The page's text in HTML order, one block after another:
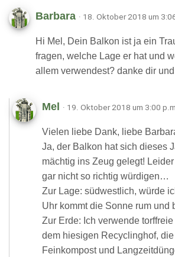
Barbara · 18. Oktober 2018 um
Hi Mel, Dein Balkon ist ja ein
fragen, welche Lage er hat und
allem verwendest? danke dir
Mel · 19. Oktober 2018 um 3:00
Vielen liebe Dank, liebe
Ja, der Balkon hat sich dieses
mächtig ins Zeug gelegt!
gar nicht so richtig würdigen…
Zur Lage: südwestlich, würde
Uhr kommt die Sonne rum und
Zur Erde: Ich verwende
dem hiesigen Recyclinghof,
Feinkompost und